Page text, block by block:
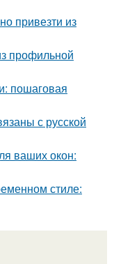
привезти из
профильной
пошаговая
с русской
ваших окон:
стиле: